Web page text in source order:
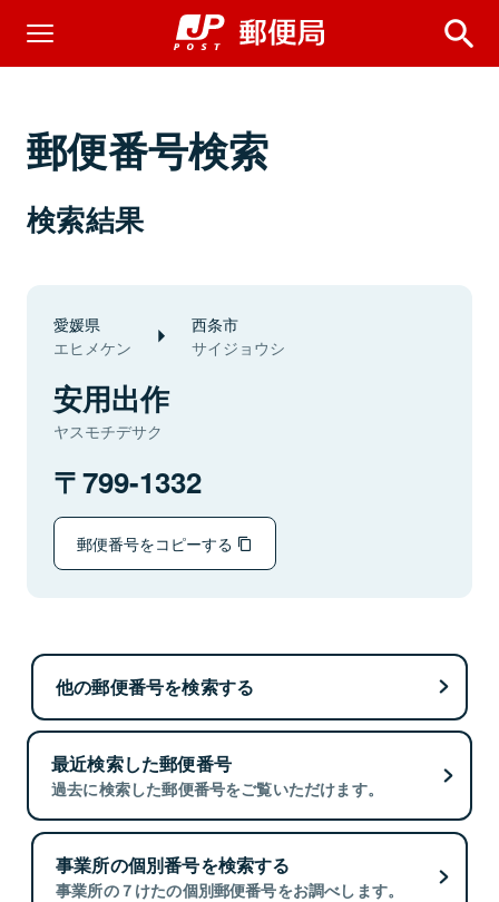
郵便番号検索
検索結果
愛媛県
エヒメケン
西条市
サイジョウシ
安用出作
ヤスモチデサク
799-1332
郵便番号をコピーする
他の郵便番号を検索する
最近検索した郵便番号
過去に検索した郵便番号をご覧いただけます。
事業所の個別番号を検索する
事業所の７けたの個別郵便番号をお調べします。